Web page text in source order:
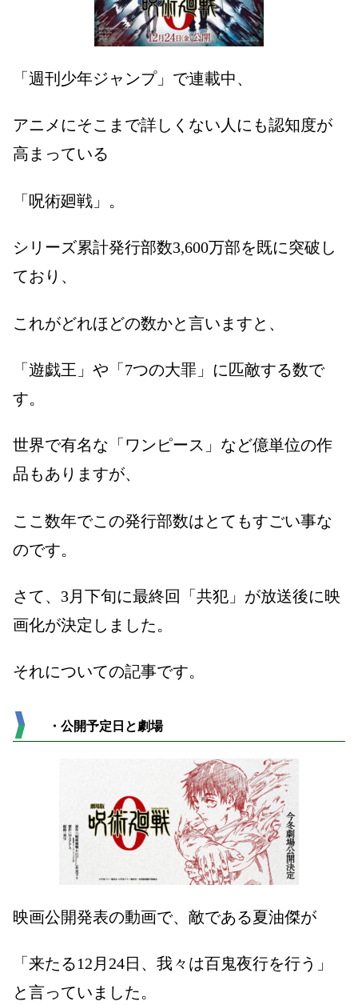
「週刊少年ジャンプ」で連載中、
アニメにそこまで詳しくない人にも認知度が
高まっている
「呪術廻戦」。
シリーズ累計発行部数3,600万部を既に突破し
ており、
これがどれほどの数かと言いますと、
「遊戯王」や「 7つの大罪」に匹敵する数で
す。
世界で有名な「ワンピース」など億単位の作
品もありますが、
ここ数年でこの発行部数はとてもすごい事な
のです。
さて、 3月下旬に最終回「共犯」が放送後に映
画化が決定しました。
それについての記事です。
・公開予定日と劇場
映画公開発表の動画で、敵である夏油傑が
「来たる12 月 24日、我々は百鬼夜行を行う」
と言っていました。